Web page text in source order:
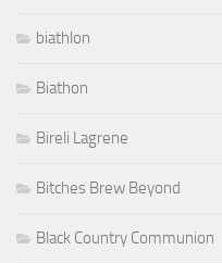
biathlon
Biathon
Bireli Lagrene
Bitches Brew Beyond
Black Country Communion